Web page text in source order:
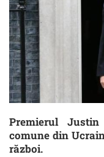
Premierul
comune din
război.